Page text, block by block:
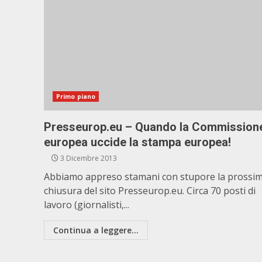
Primo piano
Presseurop.eu – Quando la
europea uccide la stampa europea!
3 Dicembre 2013
Abbiamo appreso stamani con stupore la
chiusura del sito Presseurop.eu. Circa 70 posti di
lavoro (giornalisti,...
Continua a leggere...